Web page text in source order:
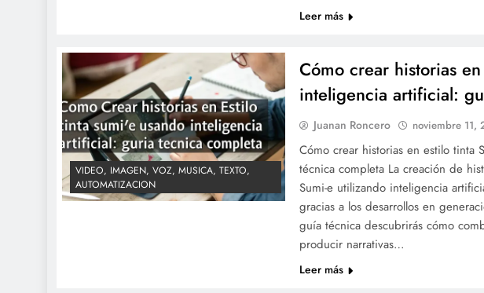
Leer más
VIDEO, IMAGEN, VOZ, MUSICA, TEXTO,
AUTOMATIZACION
Cómo crear historias
inteligencia artificial:
Juanan Roncero noviembre 11,
Cómo crear historias en estilo tinta
técnica completa La creación de
Sumi-e utilizando inteligencia
gracias a los desarrollos en
guía técnica descubrirás cómo
producir narrativas…
Leer más